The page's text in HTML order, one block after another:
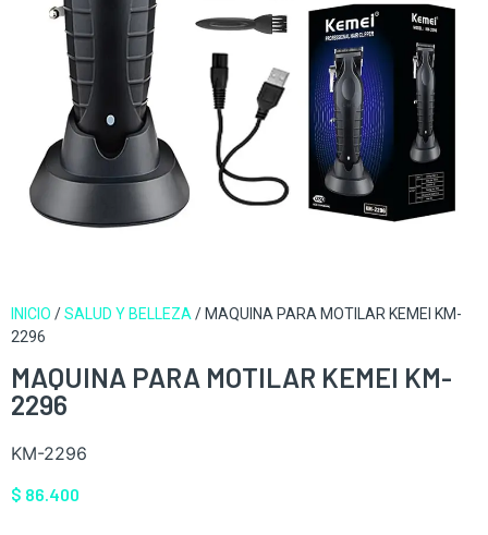
INICIO /SALUD Y BELLEZA / MAQUINA PARA MOTILAR KEMEI KM-
2296
MAQUINA PARA MOTILAR KEMEI KM-
2296
KM-2296
$ 86.400